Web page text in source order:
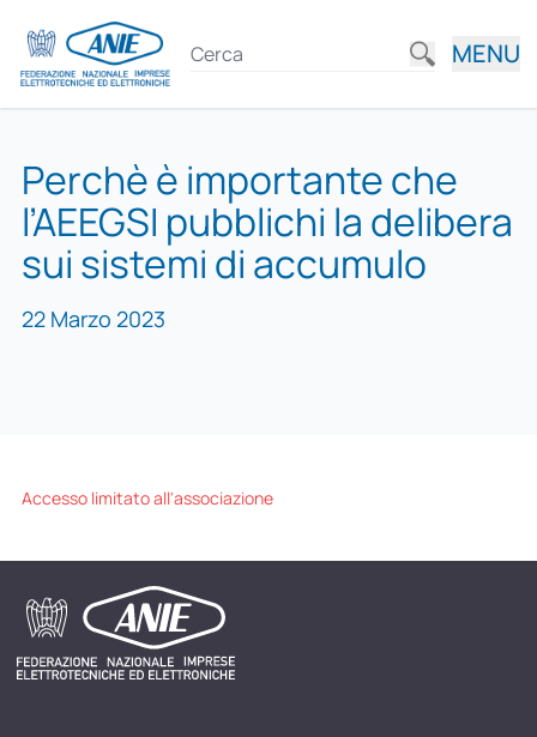
MENU
Perchè è importante che
l’AEEGSI pubblichi la delibera
sui sistemi di accumulo
22 Marzo 2023
Accesso limitato all'associazione